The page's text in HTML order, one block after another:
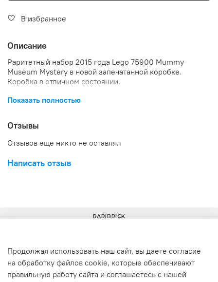
В избранное
Описание
Раритетный набор 2015 года Lego 75900 Mummy
Museum Mystery в новой запечатанной коробке.
Коробка в отличном состоянии.
Показать полностью
Отзывы
Отзывов еще никто не оставлял
Написать отзыв
+7(977) 633-00-30 info@raribrick.ru
RARIBRICK
Продолжая использовать наш сайт, вы даете согласие
на обработку файлов cookie, которые обеспечивают
правильную работу сайта и соглашаетесь с нашей